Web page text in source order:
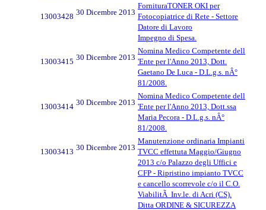
13003428 30 Dicembre 2013
FornituraTONER OKI per
Fotocopiatrice di Rete - Settore
Datore di Lavoro
Impegno di Spesa.
13003415 30 Dicembre 2013
Nomina Medico Competente dell
'Ente per l'Anno 2013, Dott.
Gaetano De Luca - D.L.g.s. nÂ°
81/2008.
13003414 30 Dicembre 2013
Nomina Medico Competente dell
'Ente per l'Anno 2013, Dott.ssa
Maria Pecora - D.L.g.s. nÂ°
81/2008.
13003413 30 Dicembre 2013
Manutenzione ordinaria Impianti
TVCC effettuta Maggio/Giugno
2013 c/o Palazzo degli Uffici e
CFP - Ripristino impianto TVCC
e cancello scorrevole c/o il C.O.
ViabilitÃ Inv.le. di Acri (CS).
Ditta ORDINE & SICUREZZA